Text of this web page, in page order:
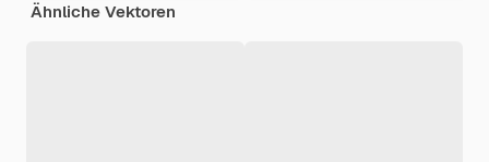
Ähnliche Vektoren